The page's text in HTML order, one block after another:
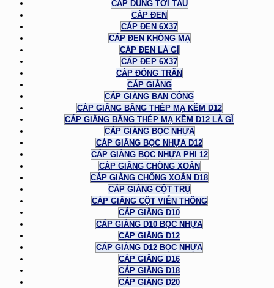
CÁP DÙNG TỜI TÀU
CÁP ĐEN
CÁP ĐEN 6X37
CÁP ĐEN KHÔNG MẠ
CÁP ĐEN LÀ GÌ
CÁP ĐEP 6X37
CÁP ĐỒNG TRẦN
CÁP GIẰNG
CÁP GIẰNG BAN CÔNG
CÁP GIẰNG BẰNG THÉP MẠ KẼM D12
CÁP GIẰNG BẰNG THÉP MẠ KẼM D12 LÀ GÌ
CÁP GIẰNG BỌC NHỰA
CÁP GIẰNG BỌC NHỰA D12
CÁP GIẰNG BỌC NHỰA PHI 12
CÁP GIẰNG CHỐNG XOẮN
CÁP GIẰNG CHỐNG XOẮN D18
CÁP GIẰNG CỘT TRỤ
CÁP GIẰNG CỘT VIỄN THÔNG
CÁP GIẰNG D10
CÁP GIẰNG D10 BỌC NHỰA
CÁP GIẰNG D12
CÁP GIẰNG D12 BỌC NHỰA
CÁP GIẰNG D16
CÁP GIẰNG D18
CÁP GIẰNG D20